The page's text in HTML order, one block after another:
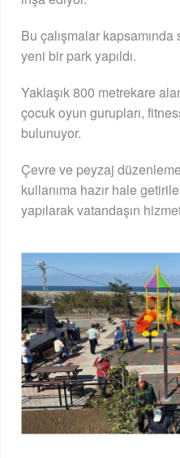
Bu çalışmalar
yeni bir park yapıldı.
Yaklaşık 800 metrekare
çocuk oyun gurupları,
bulunuyor.
Çevre ve peyzaj
kullanıma hazır hale
yapılarak vatandaşın